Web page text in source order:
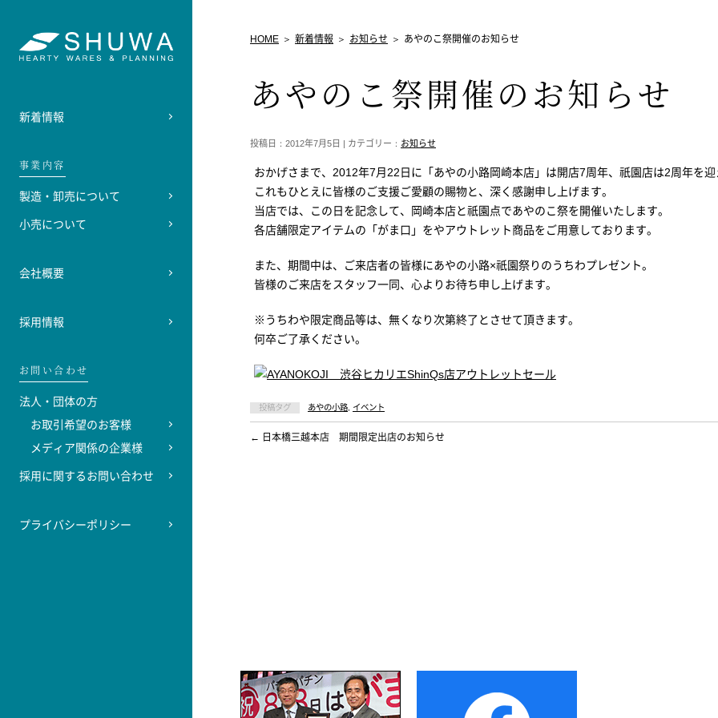
新着情報
事業内容
製造・卸売について
小売について
会社概要
採用情報
お問い合わせ
法人・団体の方
お取引希望のお客様
メディア関係の企業様
採用に関するお問い合わせ
プライバシーポリシー
HOME 新着情報 お知らせ あやのこ祭開催のお知らせ
あやのこ祭開催のお知らせ
投稿日：2012年7月5日 | カテゴリー： お知らせ
おかげさまで、2012年7月22日に「あやの小路岡崎本店」は開店7周年、祇園店は2周年を迎
これもひとえに皆様のご支援ご愛顧の賜物と、深く感謝申し上げます。
当店では、この日を記念して、岡崎本店と祇園点であやのこ祭を開催いたします。
各店舗限定アイテムの「がま口」をやアウトレット商品をご用意しております。
また、期間中は、ご来店者の皆様にあやの小路×祇園祭りのうちわプレゼント。
皆様のご来店をスタッフ一同、心よりお待ち申し上げます。
※うちわや限定商品等は、無くなり次第終了とさせて頂きます。
何卒ご了承ください。
投稿タグ あやの小路 イベント
← 日本橋三越本店 期間限定出店のお知らせ